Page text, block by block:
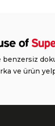
benzersiz
ve ürün